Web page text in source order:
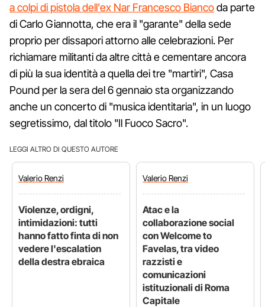
a colpi di pistola dell'ex Nar Francesco Biancoda parte
di Carlo Giannotta, che era il "garante" della sede
proprio per dissapori attorno alle celebrazioni. Per
richiamare militanti da altre città e cementare ancora
di più la sua identità a quella dei tre "martiri", Casa
Pound per la sera del 6 gennaio sta organizzando
anche un concerto di "musica identitaria", in un luogo
segretissimo, dal titolo "Il Fuoco Sacro".
LEGGI ALTRO DI QUESTO AUTORE
ValerioRenzi
Violenze, ordigni,
intimidazioni: tutti
hanno fatto finta di non
vedere l'escalation
della destra ebraica
ValerioRenzi
Atac e la
collaborazione social
con Welcome to
Favelas, tra video
razzisti e
comunicazioni
istituzionali di Roma
Capitale